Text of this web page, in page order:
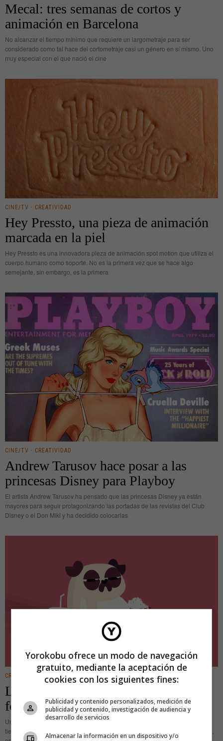
Mecal: tres semanas de cortos y
animación en Barcelona
No alcanzar el tiempo mínimo que requiere un largometraje para ser
considerado como tal hace del cortometraje casi un género en sí mismo. Uno
muy especial con el que nació el cine
CINE/TV · CREATIVIDAD
Hey Pressto, una pieza de animación
marcada en la piel
Hey Pressto es una innovadora pieza de animación spot motion que utiliza el
cuerpo humano como soporte. No es la primera vez que se hace algo
semejante, sin embargo, es la primera
CINE/TV · CREATIVIDAD
Andrew Tarusov hace posar a las
princesas Disney para Playboy
El artista Andrew Tarusov ha pensado que las princesas Disney ya están
mayores para seguir protagonizando las portadas de las revistas del Club
Disney o el Don Miki y ha decidido colocarlas
CREATIVIDAD
Los vídeos de ‘porno cuqui para
foodies’ de Fran Solo
Un terrón de azúcar mira al espectador con unos ojos enormes, brillantes y
tiernos. Sonríe con la dulzura de un niño. Dan ganas de achucharlo. Pero no,
Yorokobu ofrece un modo de navegación
gratuito, mediante la aceptación de
cookies con los siguientes fines:
Publicidad y contenido personalizados, medición de
publicidad y contenido, investigación de audiencia y
desarrollo de servicios
Almacenar la información en un dispositivo y/o